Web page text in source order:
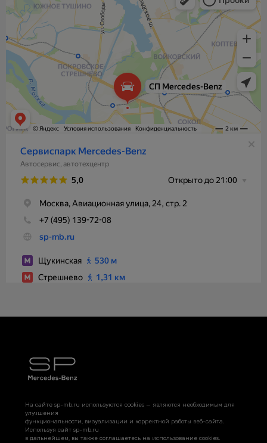
На сайте sp-mb.ru используются cookies — являются необходимым для
улучшения
функциональности, визуализации и корректной работы веб-сайта.
Используя сайт sp-mb.ru
в дальнейшем, вы также соглашаетесь на использование cookies.